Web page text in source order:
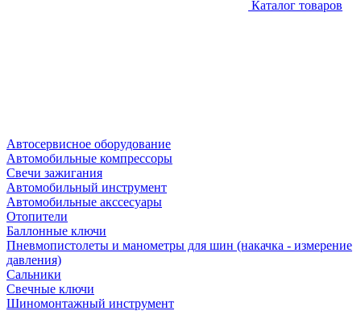
Каталог товаров
Автосервисное оборудование
Автомобильные компрессоры
Свечи зажигания
Автомобильный инструмент
Автомобильные акссесуары
Отопители
Баллонные ключи
Пневмопистолеты и манометры для шин (накачка - измерение
давления)
Сальники
Свечные ключи
Шиномонтажный инструмент